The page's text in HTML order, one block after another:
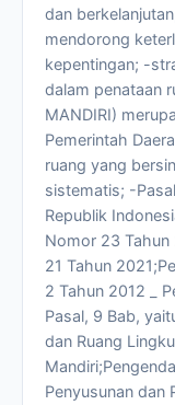
dan
mendorong
kepentingan; -
dalam penataan
MANDIRI)
Pemerintah
ruang yang
sistematis; -Pasal 18 ayat (6) Undang-Undang Dasar
Republik
Nomor 23 Tahun
21 Tahun
2 Tahun 2012 _
Pasal, 9 Bab, yaitu Ketentuan Umum, Maksud Tujuan
dan Ruang
Penyusunan dan